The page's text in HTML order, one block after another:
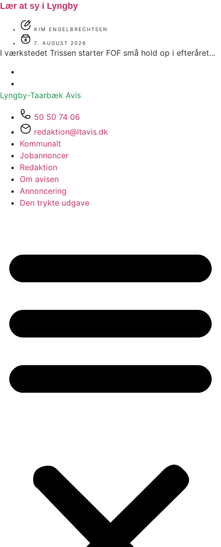
Lær at sy i Lyngby
KIM ENGELBRECHTSEN
7. AUGUST 2026
I værkstedet Trissen starter FOF små hold op i efteråret...
Lyngby-Taarbæk Avis
50 50 74 06
redaktion@ltavis.dk
Kommunalt
Jobannoncer
Redaktion
Om avisen
Annoncering
Den trykte udgave